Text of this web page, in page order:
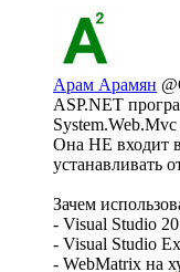
Арам Арамян
ASP.NET
Она НЕ входит
устанавливать
Зачем
- Visual Studio
- Visual Studio
- WebMatrix на